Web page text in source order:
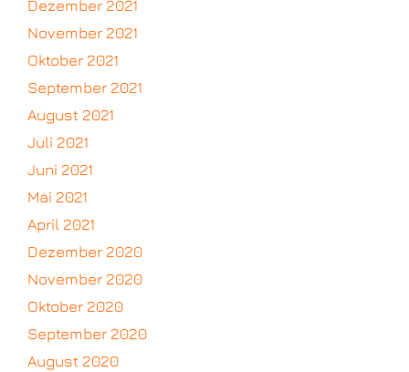
Dezember 2021
November 2021
Oktober 2021
September 2021
August 2021
Juli 2021
Juni 2021
Mai 2021
April 2021
Dezember 2020
November 2020
Oktober 2020
September 2020
August 2020